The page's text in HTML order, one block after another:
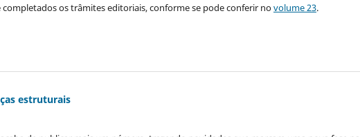
os trâmites editoriais, conforme se pode conferir novolume 23.
estruturais